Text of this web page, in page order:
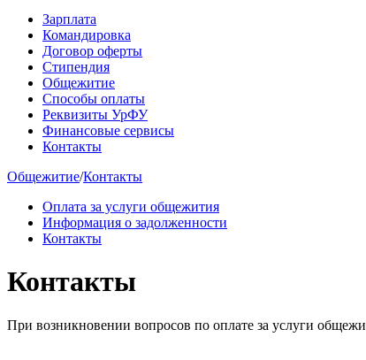
Зарплата
Командировка
Договор оферты
Стипендия
Общежитие
Способы оплаты
Реквизиты УрФУ
Финансовые сервисы
Контакты
Общежитие/Контакты
Оплата за услуги общежития
Информация о задолженности
Контакты
Контакты
При возникновении вопросов по оплате за услуги